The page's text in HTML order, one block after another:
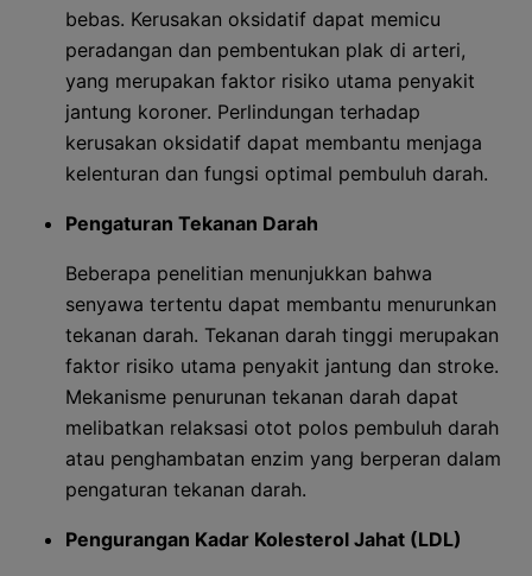
bebas. Kerusakan oksidatif dapat memicu
peradangan dan pembentukan plak di arteri,
yang merupakan faktor risiko utama penyakit
jantung koroner. Perlindungan terhadap
kerusakan oksidatif dapat membantu menjaga
kelenturan dan fungsi optimal pembuluh darah.
Pengaturan Tekanan Darah
Beberapa penelitian menunjukkan bahwa
senyawa tertentu dapat membantu menurunkan
tekanan darah. Tekanan darah tinggi merupakan
faktor risiko utama penyakit jantung dan stroke.
Mekanisme penurunan tekanan darah dapat
melibatkan relaksasi otot polos pembuluh darah
atau penghambatan enzim yang berperan dalam
pengaturan tekanan darah.
Pengurangan Kadar Kolesterol Jahat (LDL)